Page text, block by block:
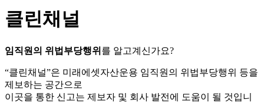
클린채널
임직원의 위법부당행위 를 알고계신가요?
“클린채널”은 미래에셋자산운용 임직원의 위법부당행위 등을
제보하는 공간으로
이곳을 통한 신고는 제보자 및 회사 발전에 도움이 될 것입니